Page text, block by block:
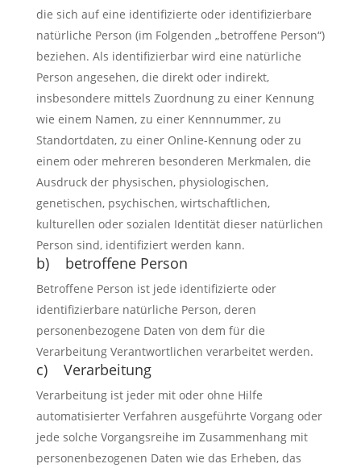
die sich auf eine identifizierte oder identifizierbare
natürliche Person (im Folgenden „betroffene Person“)
beziehen. Als identifizierbar wird eine natürliche
Person angesehen, die direkt oder indirekt,
insbesondere mittels Zuordnung zu einer Kennung
wie einem Namen, zu einer Kennnummer, zu
Standortdaten, zu einer Online-Kennung oder zu
einem oder mehreren besonderen Merkmalen, die
Ausdruck der physischen, physiologischen,
genetischen, psychischen, wirtschaftlichen,
kulturellen oder sozialen Identität dieser natürlichen
Person sind, identifiziert werden kann.
b) betroffene Person
Betroffene Person ist jede identifizierte oder
identifizierbare natürliche Person, deren
personenbezogene Daten von dem für die
Verarbeitung Verantwortlichen verarbeitet werden.
c) Verarbeitung
Verarbeitung ist jeder mit oder ohne Hilfe
automatisierter Verfahren ausgeführte Vorgang oder
jede solche Vorgangsreihe im Zusammenhang mit
personenbezogenen Daten wie das Erheben, das